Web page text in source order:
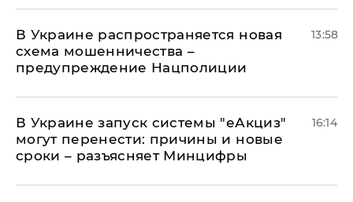
В Украине распространяется новая
схема мошенничества –
предупреждение Нацполиции
13:58
В Украине запуск системы "еАкциз"
могут перенести: причины и новые
сроки – разъясняет Минцифры
16:14